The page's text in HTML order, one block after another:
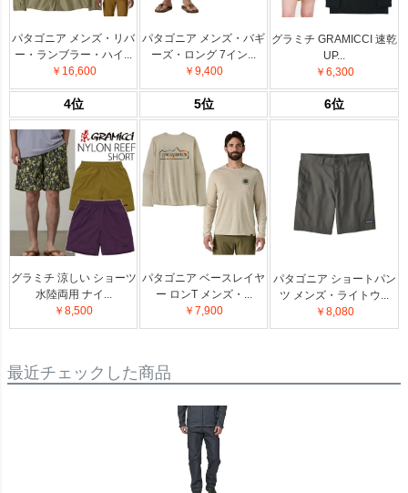
パタゴニア メンズ・リバ
ー・ランブラー・ハイ...
￥16,600
パタゴニア メンズ・バギ
ーズ・ロング 7イン...
￥9,400
グラミチ GRAMICCI 速乾
UP...
￥6,300
4位 5位 6位
グラミチ 涼しい ショーツ
水陸両用 ナイ...
￥8,500
パタゴニア ベースレイヤ
ー ロンT メンズ・...
￥7,900
パタゴニア ショートパン
ツ メンズ・ライトウ...
￥8,080
最近チェックした商品